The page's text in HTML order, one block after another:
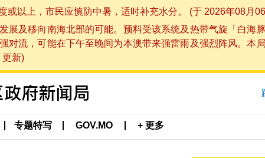
以上，市民应慎防中暑，适时补充水分。 (于 2026年08月
及移向南海北部的可能。预料受该系统及热带气旋「白海
流，可能在下午至晚间为本澳带来强雷雨及强烈阵风。本
更新)
专题特写 GOV.MO + 更多